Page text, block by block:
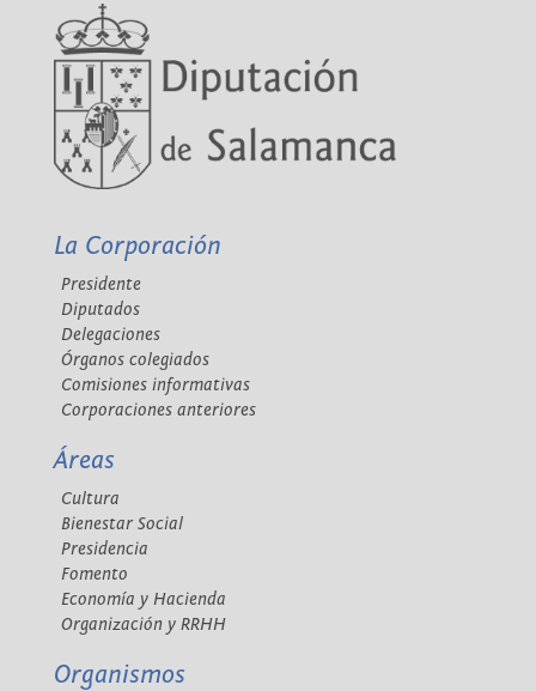
La Corporación
Presidente
Diputados
Delegaciones
Órganos colegiados
Comisiones informativas
Corporaciones anteriores
Áreas
Cultura
Bienestar Social
Presidencia
Fomento
Economía y Hacienda
Organización y RRHH
Organismos